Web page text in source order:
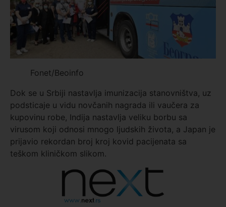
Fonet/Beoinfo
Dok se u Srbiji nastavlja imunizacija stanovništva, uz
podsticaje u vidu novčanih nagrada ili vaučera za
kupovinu robe, Indija nastavlja veliku borbu sa
virusom koji odnosi mnogo ljudskih života, a Japan je
prijavio rekordan broj kroj kovid pacijenata sa
teškom kliničkom slikom.